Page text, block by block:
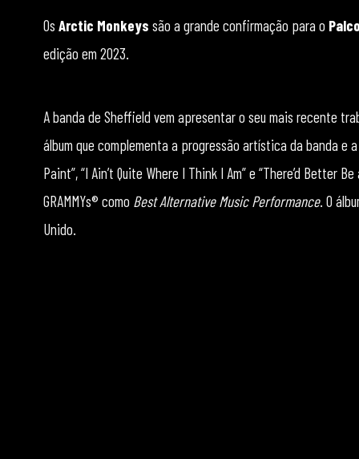
Os Arctic Monkeys são a grande confirmação para o
edição em 2023.
A banda de Sheffield vem apresentar o seu mais recente
álbum que complementa a progressão artística da banda e
Paint”, “I Ain’t Quite Where I Think I Am” e “There’d Better
GRAMMYs® como Best Alternative Music Performance. O
Unido.